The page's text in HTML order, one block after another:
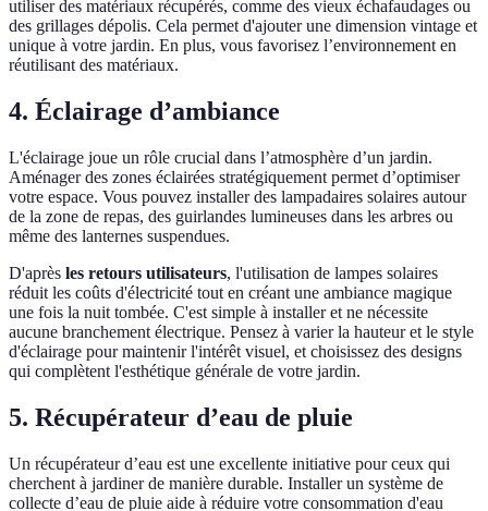
utiliser des matériaux récupérés, comme des vieux échafaudages ou
des grillages dépolis. Cela permet d'ajouter une dimension vintage et
unique à votre jardin. En plus, vous favorisez l’environnement en
réutilisant des matériaux.
4. Éclairage d’ambiance
L'éclairage joue un rôle crucial dans l’atmosphère d’un jardin.
Aménager des zones éclairées stratégiquement permet d’optimiser
votre espace. Vous pouvez installer des lampadaires solaires autour
de la zone de repas, des guirlandes lumineuses dans les arbres ou
même des lanternes suspendues.
D'après les retours utilisateurs, l'utilisation de lampes solaires
réduit les coûts d'électricité tout en créant une ambiance magique
une fois la nuit tombée. C'est simple à installer et ne nécessite
aucune branchement électrique. Pensez à varier la hauteur et le style
d'éclairage pour maintenir l'intérêt visuel, et choisissez des designs
qui complètent l'esthétique générale de votre jardin.
5. Récupérateur d’eau de pluie
Un récupérateur d’eau est une excellente initiative pour ceux qui
cherchent à jardiner de manière durable. Installer un système de
collecte d’eau de pluie aide à réduire votre consommation d'eau